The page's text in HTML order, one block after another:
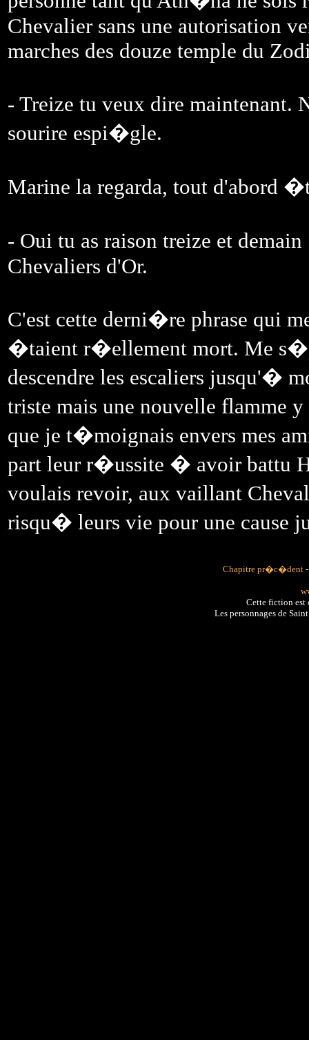
Chevalier sans une autorisation
marches des douze temple du
- Treize tu veux dire maintenant.
sourire espi�gle.
Marine la regarda, tout d'abord
- Oui tu as raison treize et
Chevaliers d'Or.
C'est cette derni�re phrase qui
�taient r�ellement mort. Me
descendre les escaliers jusqu'�
triste mais une nouvelle flamme
que je t�moignais envers mes
part leur r�ussite � avoir battu
voulais revoir, aux vaillant
risqu� leurs vie pour une cause
Chapitre pr�c�dent
Cette fiction est
Les personnages de